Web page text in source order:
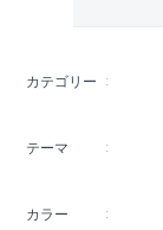
カテゴリー
テーマ
カラー